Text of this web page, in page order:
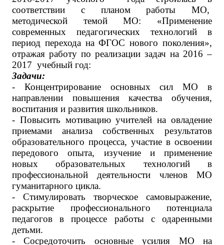
соответствии с планом работы МО,
методической темой МО: «Применение
современных педагогических технологий в
период перехода на ФГОС нового поколения»,
отражая работу по реализации задач на 2016 –
2017 учебный год:
Задачи:
- Концентрирование основных сил МО в
направлении повышения качества обучения,
воспитания и развития школьников.
- Повысить мотивацию учителей на овладение
приемами анализа собственных результатов
образовательного процесса, участие в освоении
передового опыта, изучение и применение
новых образовательных технологий в
профессиональной деятельности членов МО
гуманитарного цикла.
- Стимулировать творческое самовыражение,
раскрытие профессионального потенциала
педагогов в процессе работы с одаренными
детьми.
- Сосредоточить основные усилия МО на